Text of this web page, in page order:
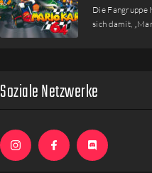
Die
sich damit,
Soziale Netzwerke